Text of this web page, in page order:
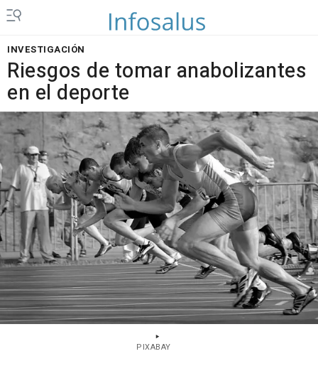
INVESTIGACIÓN
Riesgos de tomar anabolizantes
en el deporte
PIXABAY